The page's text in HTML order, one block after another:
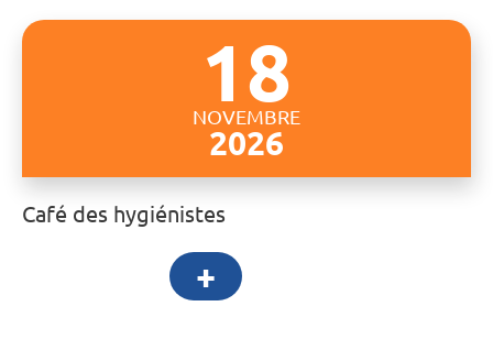
18
NOVEMBRE
2026
Café des hygiénistes
+